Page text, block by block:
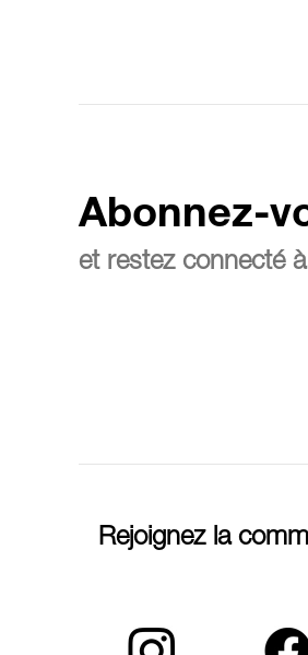
Abonnez-
et restez connecté
Rejoignez la